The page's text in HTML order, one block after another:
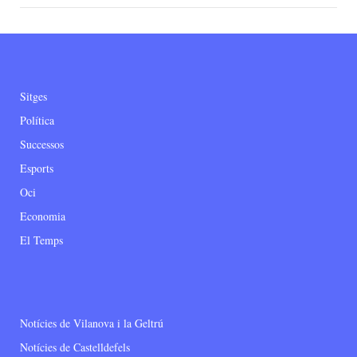
Sitges
Política
Successos
Esports
Oci
Economia
El Temps
Notícies de Vilanova i la Geltrú
Notícies de Castelldefels